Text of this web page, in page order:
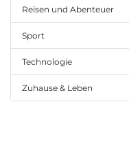
Reisen und Abenteuer
Sport
Technologie
Zuhause & Leben